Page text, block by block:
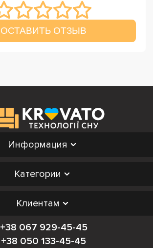
ОСТАВИТЬ ОТЗЫВ
Информация
Категории
Клиентам
+38 067 929-45-45
+38 050 133-45-45